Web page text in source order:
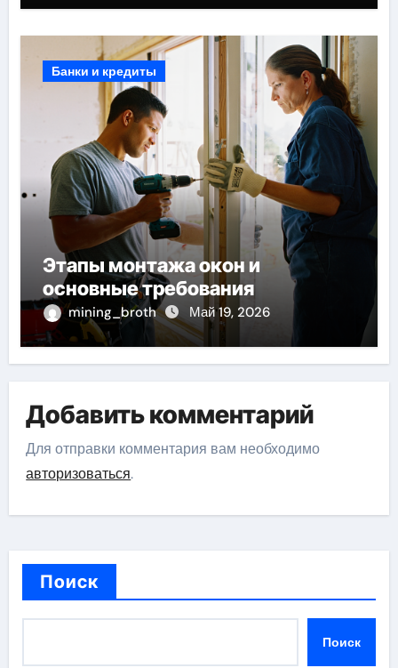
Банки и кредиты
Этапы монтажа окон и
основные требования
mining_broth Май 19, 2026
Добавить комментарий
Для отправки комментария вам необходимо
авторизоваться.
Поиск
Поиск